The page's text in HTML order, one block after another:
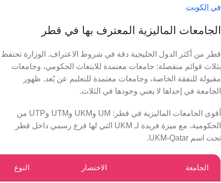
في الكويت
الجامعات الماليزية المعترف بها في قطر
قطر من أكثر الدول الخليجية دقة في شروط الاعتراف. الوزارة تحتفظ
بثلاث قوائم منفصلة: جامعات معتمدة للابتعاث الحكومي، وجامعات
مقبولة للنفقة الخاصة، وجامعات معتمدة للتعليم عن بُعد. ظهور
الجامعة في إحداها لا يعني وجودها في الثلاث.
أقوى الجامعات الماليزية في قطر: UM وUKM وUTM وUTP من
الحكومية، مع ميزة فريدة لـ UKM التي لها فرع رسمي داخل قطر
تحت اسم UKM-Qatar.
الجامعة الاختصار النوع